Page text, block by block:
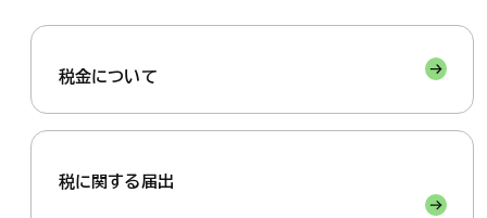
税金について
税に関する届出